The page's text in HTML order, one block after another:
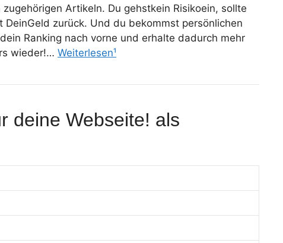
Artikeln. Du gehstkein Risikoein, sollte
zurück. Und du bekommst persönlichen
Ranking nach vorne und erhalte dadurch mehr
wieder!… Weiterlesen¹
deine Webseite! als